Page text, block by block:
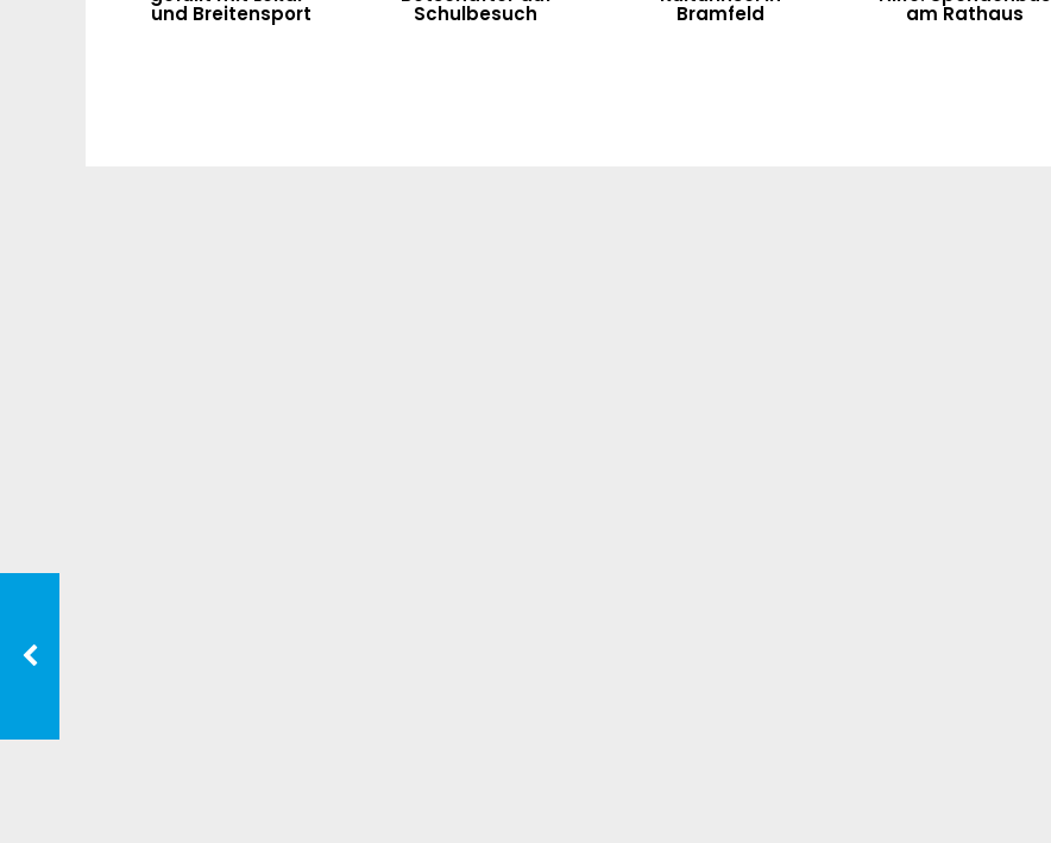
und Breitensport Schulbesuch Bramfeld am Rathaus